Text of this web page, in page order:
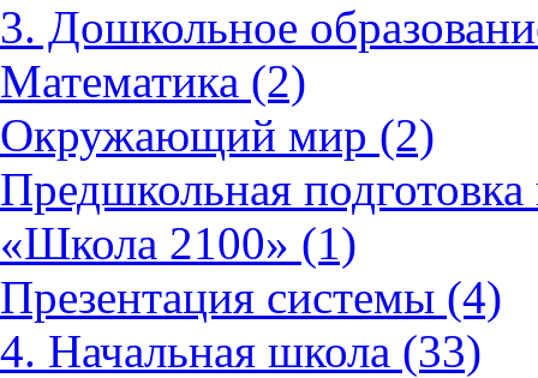
3. Дошкольное
Математика (2)
Окружающий мир (2)
Предшкольная
«Школа 2100» (1)
Презентация системы (4)
4. Начальная школа (33)